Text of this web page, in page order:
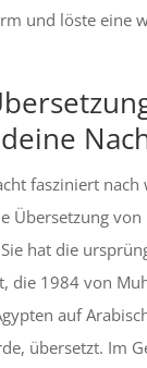
und löste eine
fasziniert nach
Übersetzung von
hat die
die 1984 von
auf
übersetzt. Im